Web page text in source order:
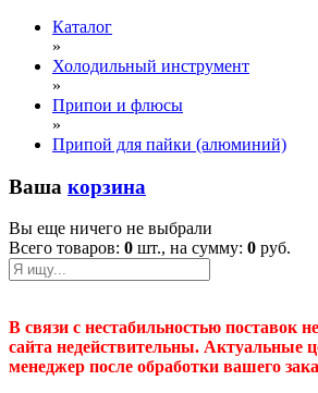
Каталог
»
Холодильный инструмент
»
Припои и флюсы
»
Припой для пайки (алюминий)
Ваша корзина
Вы еще ничего не выбрали
Всего товаров: 0 шт., на сумму: 0 руб.
В связи с нестабильностью поставок
сайта недействительны. Актуальные
менеджер после обработки вашего